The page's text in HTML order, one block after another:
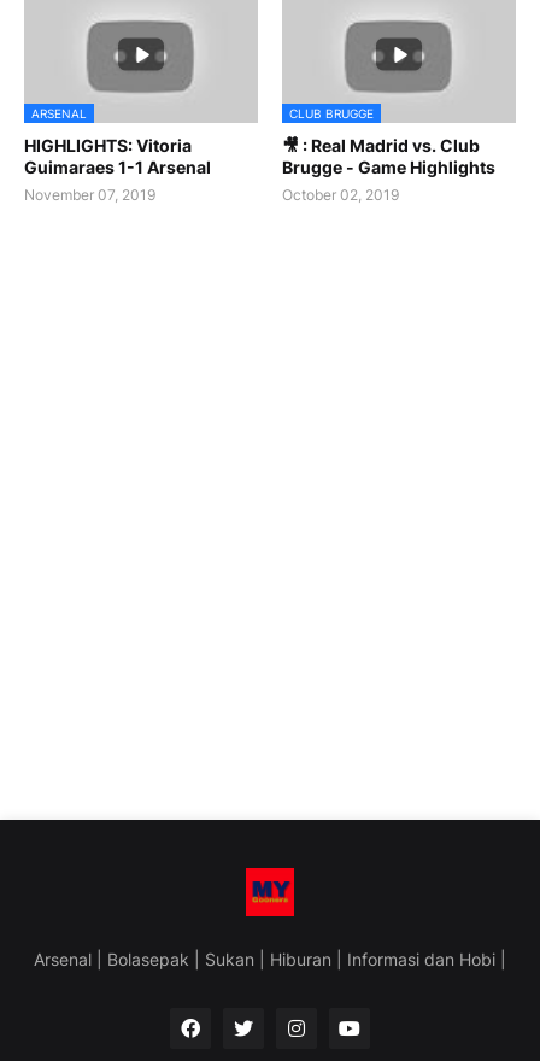
ARSENAL
HIGHLIGHTS: Vitoria
Guimaraes 1-1 Arsenal
November 07, 2019
CLUB BRUGGE
🎥 : Real Madrid vs. Club
Brugge - Game Highlights
October 02, 2019
Arsenal | Bolasepak | Sukan | Hiburan | Informasi dan Hobi |